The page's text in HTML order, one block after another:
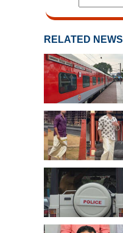
RELATED NEWS